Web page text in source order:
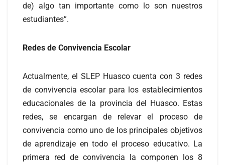
de) algo tan importante como lo son nuestros
estudiantes”.
Redes de Convivencia Escolar
Actualmente, el SLEP Huasco cuenta con 3 redes
de convivencia escolar para los establecimientos
educacionales de la provincia del Huasco. Estas
redes, se encargan de relevar el proceso de
convivencia como uno de los principales objetivos
de aprendizaje en todo el proceso educativo. La
primera red de convivencia la componen los 8